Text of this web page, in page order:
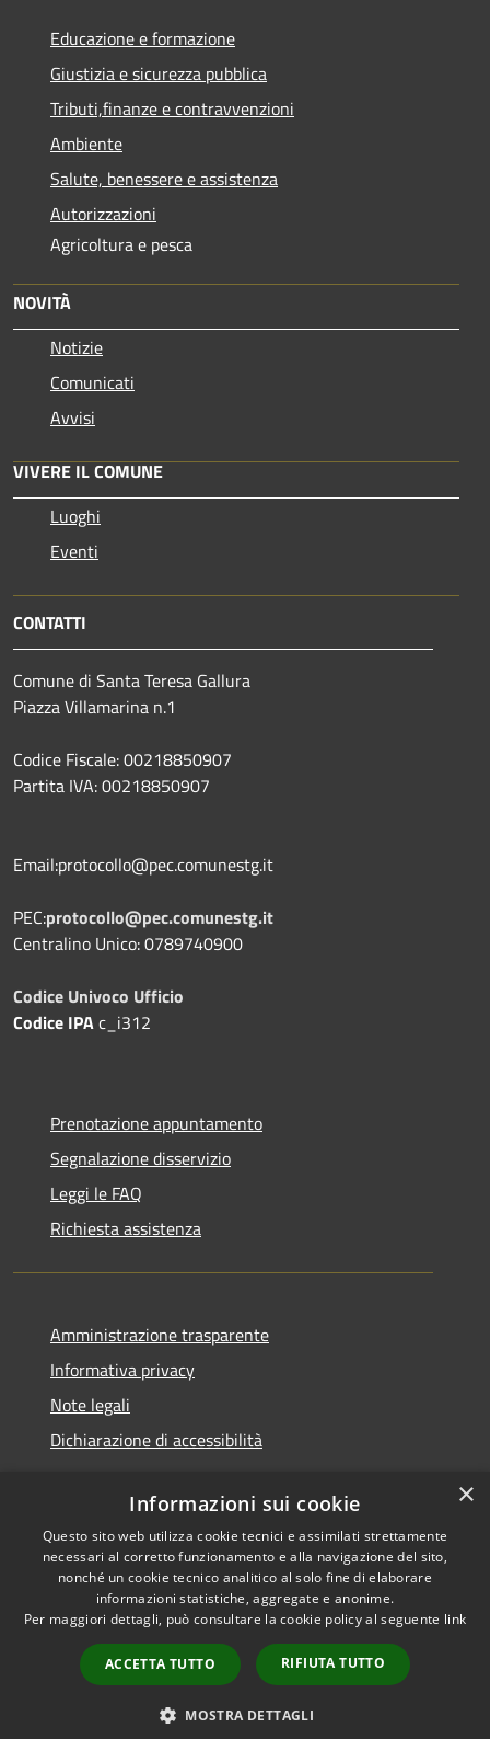
Educazione e formazione
Giustizia e sicurezza pubblica
Tributi,finanze e contravvenzioni
Ambiente
Salute, benessere e assistenza
Autorizzazioni
Agricoltura e pesca
NOVITÀ
Notizie
Comunicati
Avvisi
VIVERE IL COMUNE
Luoghi
Eventi
CONTATTI
Comune di Santa Teresa Gallura
Piazza Villamarina n.1
Codice Fiscale: 00218850907
Partita IVA: 00218850907
Email:protocollo@pec.comunestg.it
PEC:protocollo@pec.comunestg.it
Centralino Unico: 0789740900
Codice Univoco Ufficio
Codice IPAc_i312
Prenotazione appuntamento
Segnalazione disservizio
Leggi le FAQ
Richiesta assistenza
Amministrazione trasparente
Informativa privacy
Note legali
Dichiarazione di accessibilità
RSS
Accessibilità
Cookie
Mappa del sito
WebMail
Copyright © 2026 • Comune di
Santa Teresa Gallura •
Powered byMunicipium
Accesso redazione
×
Informazioni sui cookie
Questo sito web utilizza cookie tecnici e assimilati strettamente
necessari al corretto funzionamento e alla navigazione del sito,
nonché un cookie tecnico analitico al solo fine di elaborare
informazioni statistiche, aggregate e anonime.
Per maggiori dettagli, può consultare la cookie policy al seguente link
ACCETTA TUTTO RIFIUTA TUTTO
MOSTRA DETTAGLI